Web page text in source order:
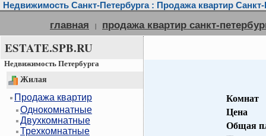
Недвижимость Санкт-Петербурга : Продажа квартир Санкт-
главная | продажа квартир санкт-
ESTATE.SPB.RU
Недвижимость Петербурга
Жилая
Продажа квартир
Однокомнатные
Двухкомнатные
Трехкомнатные
Комнат
Цена
Общая